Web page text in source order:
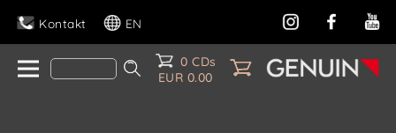
Kontakt EN
0 CDs
EUR 0.00